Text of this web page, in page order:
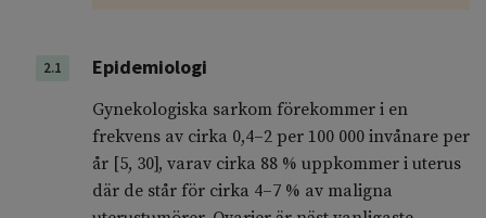
2.1 Epidemiologi
Gynekologiska sarkom förekommer i en
frekvens av cirka 0,4–2 per 100 000 invånare per
år [5, 30], varav cirka 88 % uppkommer i uterus
där de står för cirka 4–7 % av maligna